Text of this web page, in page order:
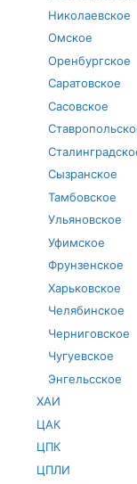
Николаевское
Омское
Оренбургское
Саратовское
Сасовское
Сызранское
Тамбовское
Ульяновское
Уфимское
Фрунзенское
Харьковское
Челябинское
Черниговское
Чугуевское
Энгельсское
ХАИ
ЦАК
ЦПК
ЦПЛИ